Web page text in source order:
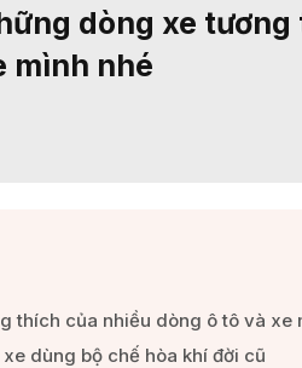
dòng xe
mình nhé
thích của nhiều dòng ô tô và xe
dùng bộ chế hòa khí đời cũ​